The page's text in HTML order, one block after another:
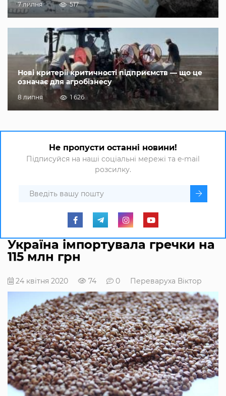
7 липня 517
Нові критерії критичності підприємств — що це
означає для агробізнесу
8 липня 1 626
Не пропусти останні новини!
Підписуйся на наші соціальні мережі та e-mail
розсилку.
Україна імпортувала гречки на
115 млн грн
24 квітня 2020 74 0 Переваруха Віктор